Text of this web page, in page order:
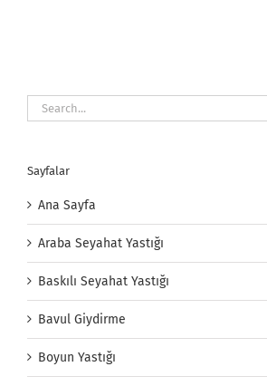
Search
for:
Sayfalar
Ana Sayfa
Araba Seyahat Yastığı
Baskılı Seyahat Yastığı
Bavul Giydirme
Boyun Yastığı